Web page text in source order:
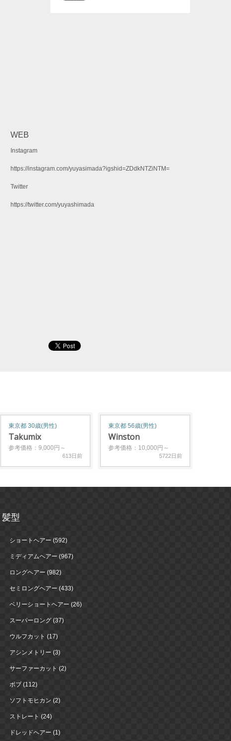
WEB
Instagram
https://instagram.com/yuyasimada?igshid=ZDdkNTZiNTM=
Twitter
https://twitter.com/yuyashimada
東京都 30歳(男性)
Takumix
参考価格：9,000円～
613日前
東京都 56歳(男性)
Winston
参考価格：10,000円～
5722日前
髪型
ショートヘアー (592)
ミディアムヘアー (967)
ロングヘアー (982)
セミロングヘアー (433)
ベリーショートヘアー (26)
スーパーロング (37)
ウルフカット (17)
アシンメトリー (3)
サーファーカット (2)
ボブ (112)
ソフトモヒカン (2)
ストレート (24)
ドレッドヘアー (1)